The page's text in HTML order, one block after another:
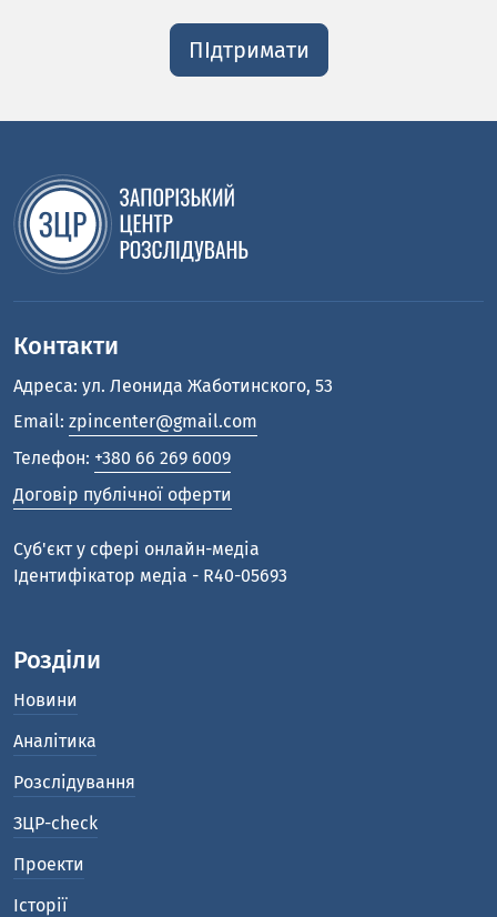
ПІдтримати
Контакти
Адреса: ул. Леонида Жаботинского, 53
Email: zpincenter@gmail.com
Телефон: +380 66 269 6009
Договір публічної оферти
Cуб'єкт у сфері онлайн-медіа
Ідентифікатор медіа - R40-05693
Розділи
Новини
Аналітика
Розслідування
ЗЦР-check
Проекти
Історії